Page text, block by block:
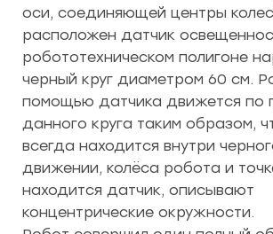
оси, соединяющей центры
расположен датчик
робототехническом полигоне
черный круг диаметром 60 см.
помощью датчика движется по
данного круга таким образом,
всегда находится внутри
движении, колёса робота и
находится датчик, описывают
концентрические окружности.